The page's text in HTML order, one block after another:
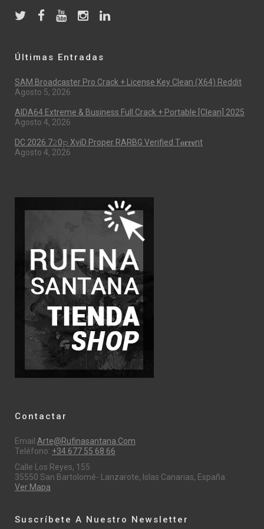
Últimas Entradas
SAM Broadcaster Pro Crack + License Key Clean (x64) Reddit
Agosto 5, 2026
AIDA64 Extreme & Business Full Crack + Portable [Clean] 2025
Agosto 4, 2026
DC 2026 7𝟸0𝚙 XviD Proper RARBG Verified T𝐨𝐫𝐫𝐞nt
Agosto 4, 2026
Contactar
Email:Arte@rufinasantana.com
Teléfono: +34 677 55 68 66
Calle Los Reyes, 155
35550 San Bartolomé- Lanzarote, Islas Canarias, España.
Ver Mapa
Suscríbete A Nuestro Newsletter